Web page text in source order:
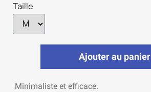
Taille
Ajouter au panier
Minimaliste et efficace.